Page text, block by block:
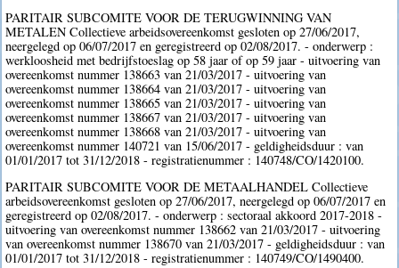
PARITAIR SUBCOMITE VOOR DE TERUGWINNING VAN
METALEN Collectieve arbeidsovereenkomst gesloten op 27/06/2017,
neergelegd op 06/07/2017 en geregistreerd op 02/08/2017. - onderwerp :
werkloosheid met bedrijfstoeslag op 58 jaar of op 59 jaar - uitvoering van
overeenkomst nummer 138663 van 21/03/2017 - uitvoering van
overeenkomst nummer 138664 van 21/03/2017 - uitvoering van
overeenkomst nummer 138665 van 21/03/2017 - uitvoering van
overeenkomst nummer 138667 van 21/03/2017 - uitvoering van
overeenkomst nummer 138668 van 21/03/2017 - uitvoering van
overeenkomst nummer 140721 van 15/06/2017 - geldigheidsduur : van
01/01/2017 tot 31/12/2018 - registratienummer : 140748/CO/1420100.
PARITAIR SUBCOMITE VOOR DE METAALHANDEL Collectieve
arbeidsovereenkomst gesloten op 27/06/2017, neergelegd op 06/07/2017 en
geregistreerd op 02/08/2017. - onderwerp : sectoraal akkoord 2017-2018 -
uitvoering van overeenkomst nummer 138662 van 21/03/2017 - uitvoering
van overeenkomst nummer 138670 van 21/03/2017 - geldigheidsduur : van
01/01/2017 tot 31/12/2018 - registratienummer : 140749/CO/1490400.